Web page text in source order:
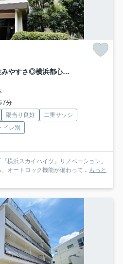
利便性と生活施設が揃う住みやすさ◎横浜都心を生活圏にする快適ロケーション♪この７階の開放感は今後抜け出せない悪魔的要素で困っちゃう！！ぜひ、現地で体感してみて！な、『横浜スカイハイツ』リノベーション
7分
陽当り良好
二重サッシ
イレ別
横浜スカイハイツ』リノベーション」
オートロック機能が備わって... もっと